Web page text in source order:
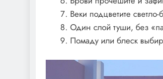
Веки подцветите
Один слой туши, без
Помаду или блеск